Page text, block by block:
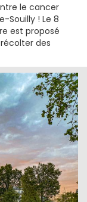
le cancer
Souilly ! Le 8
est proposé
des